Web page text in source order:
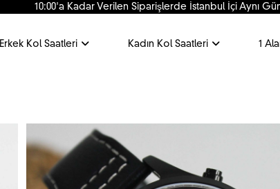
10:00'a Kadar Verilen Siparişlerde İstanbul İçi Aynı
Erkek Kol Saatleri Kadın Kol Saatleri 1